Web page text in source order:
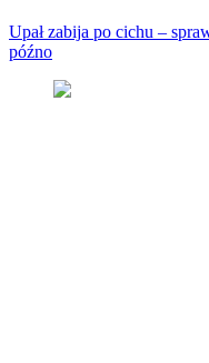
Upał zabija po cichu –
późno